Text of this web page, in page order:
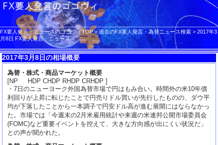
FX要人発言・ニュースのゴゴヴィTOP>過去のFX要人発言・為替ニュース検索 > 2017年3
月8日 FX要人発言・ニュース
2017年3月8日の相場概要
為替・株式・商品マーケット概要
[NP HDP CHDP RHDP CRHDP ]
・7日のニューヨーク外国為替市場で円はもみ合い。時間外の米10年債
利回りが上昇に転じたことで円売りドル買いが先行したものの、ダウ平
均が下落したことから一本調子で円安ドル高が進む展開にはならなかっ
た。市場では「今週末の2月米雇用統計や来週の米連邦公開市場委員会
(FOMC)など重要イベントを控えて、大きな方向感が出にくい状況だ」
との声が聞かれた。